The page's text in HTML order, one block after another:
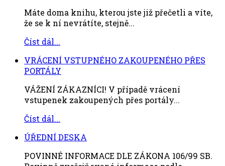
Máte doma knihu, kterou jste již přečetli a víte,
že se k ní nevrátíte, stejně...
Číst dál...
VRÁCENÍ VSTUPNÉHO ZAKOUPENÉHO PŘES
PORTÁLY
VÁŽENÍ ZÁKAZNÍCI! V případě vrácení
vstupenek zakoupených přes portály...
Číst dál...
ÚŘEDNÍ DESKA
POVINNÉ INFORMACE DLE ZÁKONA 106/99 SB.